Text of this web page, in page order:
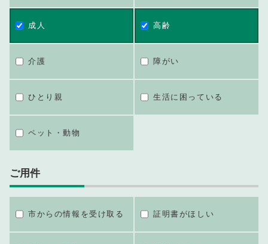
成人 高齢
介護 障がい
ひとり親 生活に困っている
ペット・動物
ご用件
市からの情報を受け取る 証明書がほしい